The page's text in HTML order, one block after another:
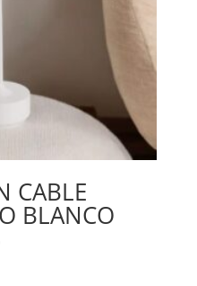
CABLE
BLANCO